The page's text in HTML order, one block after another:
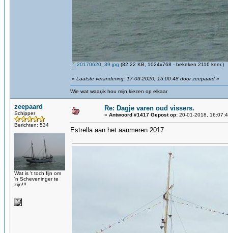
20170620_39.jpg (82.22 KB, 1024x768 - bekeken 2116 keer.)
« Laatste verandering: 17-03-2020, 15:00:48 door zeepaard »
Wie wat waar,ik hou mijn kiezen op elkaar
zeepaard
Schipper
Berichten: 534
Wat is 't toch fijn om
'n Scheveninger te
zijn!!!
Re: Dagje varen oud vissers.
« Antwoord #1417 Gepost op: 20-01-2018,
Estrella aan het aanmeren 2017